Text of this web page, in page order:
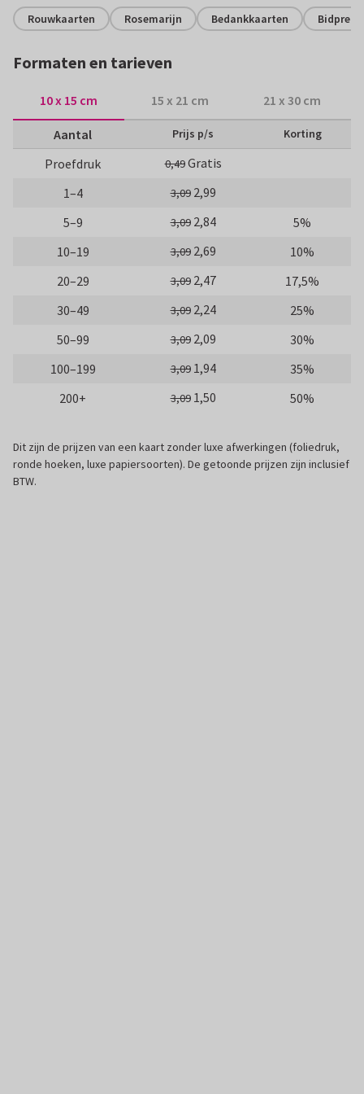
Rouwkaarten Rosemarijn Bedankkaarten
Formaten en tarieven
10 x 15 cm 15 x 21 cm 21 x 30 cm
Aantal Prijs p/s Korting
Proefdruk 0,49Gratis
1–4
3,09 2,99
5–9
3,09 2,84
5%
10–19
3,09 2,69
10%
20–29
3,09 2,47
17,5%
30–49
3,09 2,24
25%
50–99
3,09 2,09
30%
100–199
3,09 1,94
35%
200+
3,09 1,50 50%
Dit zijn de prijzen van een kaart zonder luxe afwerkingen (foliedruk,
ronde hoeken, luxe papiersoorten). De getoonde prijzen zijn inclusief
BTW.